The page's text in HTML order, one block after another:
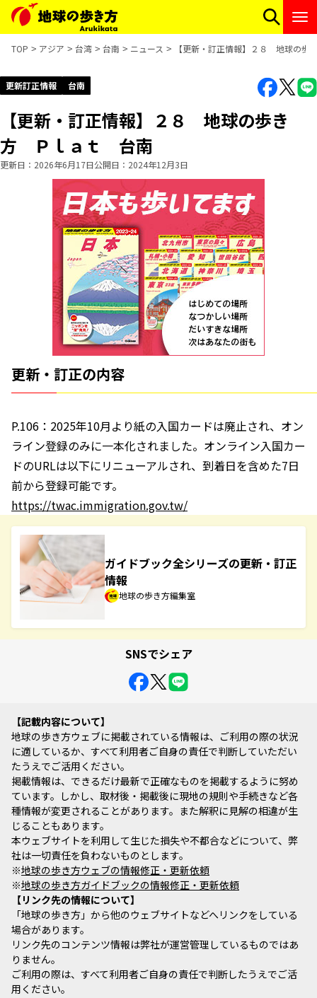
TOP アジア 台湾 台南 ニュース 【更新・訂正情報】２８ 地球の
更新訂正情報 台南
【更新・訂正情報】２８ 地球の歩き
方 Ｐｌａｔ 台南
更新日 2026年6月17日公開日 2024年12月3日
更新・訂正の内容
P.106：2025年10月より紙の入国カードは廃止され、オン
ライン登録のみに一本化されました。オンライン入国カー
ドのURLは以下にリニューアルされ、到着日を含めた7日
前から登録可能です。
https://twac.immigration.gov.tw/
ガイドブック全シリーズの更新・訂正
情報
地球の歩き方編集室
SNSでシェア
記載内容について
地球の歩き方ウェブに掲載されている情報は、ご利用の際の状況
に適しているか、すべて利用者ご自身の責任で判断していただい
たうえでご活用ください。
掲載情報は、できるだけ最新で正確なものを掲載するように努め
ています。しかし、取材後・掲載後に現地の規則や手続きなど各
種情報が変更されることがあります。また解釈に見解の相違が生
じることもあります。
本ウェブサイトを利用して生じた損失や不都合などについて、弊
社は一切責任を負わないものとします。
※地球の歩き方ウェブの情報修正・更新依頼
※地球の歩き方ガイドブックの情報修正・更新依頼
リンク先の情報について
「地球の歩き方」から他のウェブサイトなどへリンクをしている
場合があります。
リンク先のコンテンツ情報は弊社が運営管理しているものではあ
りません。
ご利用の際は、すべて利用者ご自身の責任で判断したうえでご活
用ください。